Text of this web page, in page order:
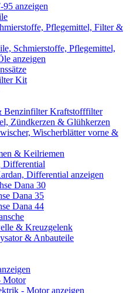
anzeigen
Pflegemittel, Filter &
Schmierstoffe, Pflegemittel,
anzeigen
Kit
Benzinfilter Kraftstofffilter
Zündkerzen & Glühkerzen
Wischerblätter vorne &
& Keilriemen
Differential
Differential anzeigen
Dana 30
Dana 35
Dana 44
& Kreuzgelenk
& Anbauteile
Motor
- Motor anzeigen